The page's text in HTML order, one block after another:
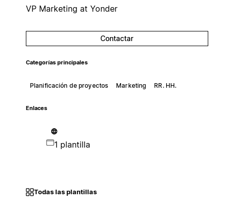
VP Marketing at Yonder
Contactar
Categorías principales
Planificación de proyectos Marketing RR. HH.
Enlaces
1 plantilla
Todas las plantillas